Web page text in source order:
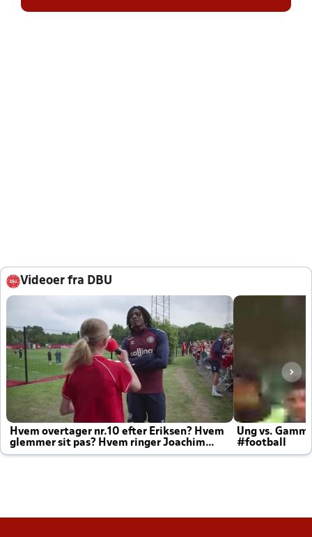
Videoer fra DBU
Hvem overtager nr.10 efter Eriksen? Hvem
glemmer sit pas? Hvem ringer Joachim
altid til efter kampe?
Ung vs.
#football